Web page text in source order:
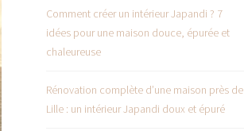
Comment créer un intérieur Japandi ? 7
idées pour une maison douce, épurée et
chaleureuse
Rénovation complète d’une maison près de
Lille : un intérieur Japandi doux et épuré